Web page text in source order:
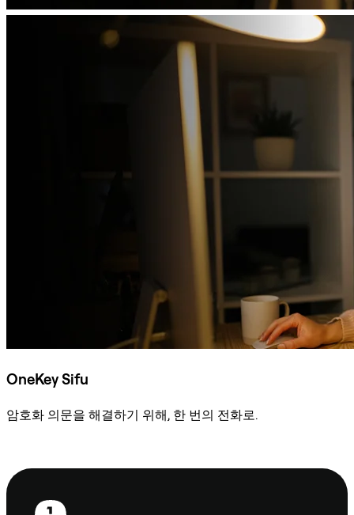
OneKey Sifu
암호화 의문을 해결하기 위해, 한 번의 전화로.
보